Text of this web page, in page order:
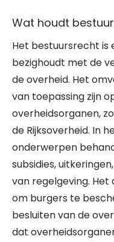
Wat houdt
Het bestuursrecht is
bezighoudt met de
de overheid. Het
van toepassing zijn
overheidsorganen,
de Rijksoverheid. In
onderwerpen
subsidies,
van regelgeving.
om burgers te
besluiten van de
dat